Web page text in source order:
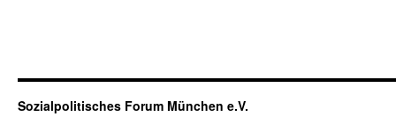
Sozialpolitisches Forum München e.V.